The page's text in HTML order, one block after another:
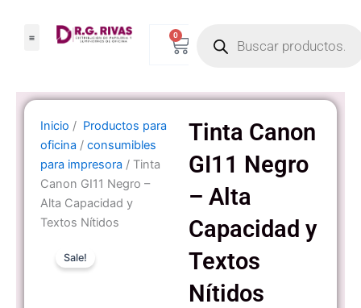
0
Carrito
search
Inicio / Productos para
oficina / consumibles
para impresora / Tinta
Canon GI11 Negro –
Alta Capacidad y
Textos Nítidos
Sale!
Tinta Canon
GI11 Negro
– Alta
Capacidad y
Textos
Nítidos